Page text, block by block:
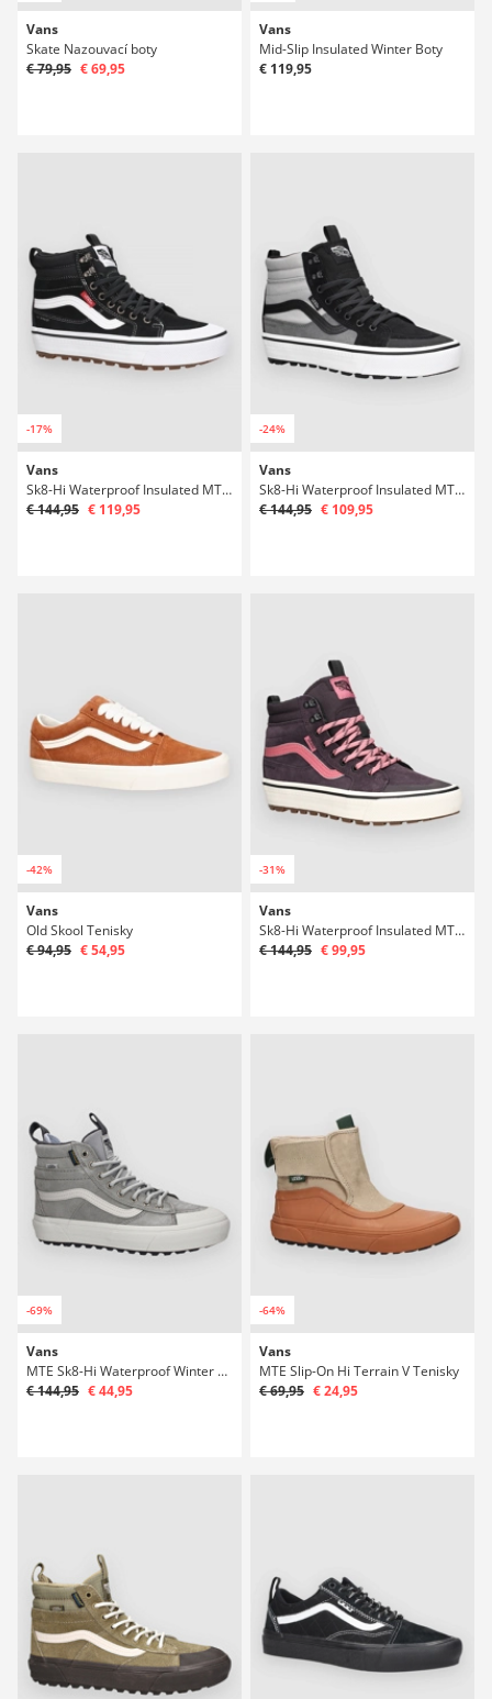
Vans
Skate Nazouvací boty
€ 79,95 € 69,95
Vans
Mid-Slip Insulated Winter Boty
€ 119,95
-17%
Vans
Sk8-Hi Waterproof Insulated MTE Winter Boty
€ 144,95 € 119,95
-24%
Vans
Sk8-Hi Waterproof Insulated MTE Winter Boty
€ 144,95 € 109,95
-42%
Vans
Old Skool Tenisky
€ 94,95 € 54,95
-31%
Vans
Sk8-Hi Waterproof Insulated MTE Winter Boty
€ 144,95 € 99,95
-69%
Vans
MTE Sk8-Hi Waterproof Winter Boty
€ 144,95 € 44,95
-64%
Vans
MTE Slip-On Hi Terrain V Tenisky
€ 69,95 € 24,95